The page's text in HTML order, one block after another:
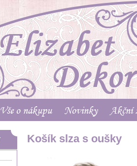
Vše o nákupu Novinky Akční
Košík slza s oušky